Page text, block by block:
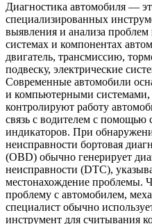
Диагностика автомобиля —
специализированных
выявления и анализа
системах и компонентах
двигатель, трансмиссию,
подвеску, электрические
Современные автомобили
и компьютерными системами,
контролируют работу
связь с водителем с
индикаторов. При
неисправности бортовая
(OBD) обычно генерирует
неисправности (DTC),
местонахождение проблемы.
проблему с автомобилем,
специалист обычно
инструмент для считывания